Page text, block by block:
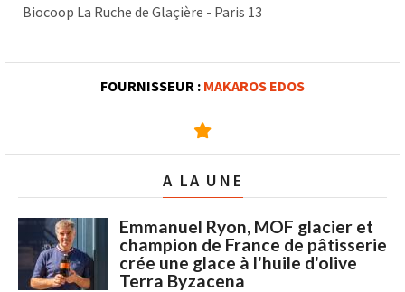
Biocoop La Ruche de Glaçière - Paris 13
FOURNISSEUR : MAKAROS EDOS
A LA UNE
Emmanuel Ryon, MOF glacier et
champion de France de pâtisserie
crée une glace à l'huile d'olive
Terra Byzacena